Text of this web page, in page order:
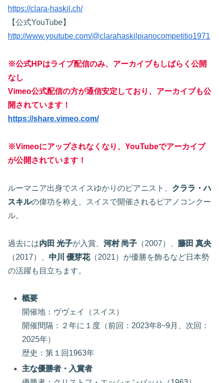
https://clara-haskil.ch/
【公式YouTube】
http://www.youtube.com/@clarahaskilpianocompetitio1971
※公式HPはライブ配信のみ、アーカイブもしばらく公開
なし
Vimeo公式配信の方が通信安定しており、アーカイブも公
開されています！
https://share.vimeo.com/
※Vimeoにアップされなくなり、YouTubeでアーカイブ
が公開されています！
ルーマニア出身でスイスゆかりのピアニスト、 クララ・ハ
スキルの偉功を称え、スイスで開催されるピアノコンクー
ル。
過去には内田 光子が入賞、 河村 尚子 （2007）、 藤田 真央
（2017）、 中川 優芽花（2021）が優勝を飾るなど日本勢
の活躍も目立ちます。
概要
開催地：ヴヴェイ（スイス）
開催間隔：２年に１度（前回：2023年8~9月、次回：
2025年）
歴史：第１回1963年
主な優勝者・入賞者